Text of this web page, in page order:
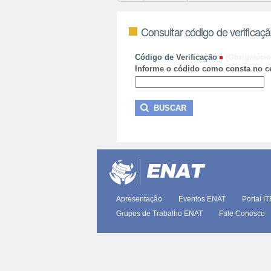
Consultar código de
Código de Verificação
Informe o códido como consta no
Apresentação Eventos ENAT Portal
Grupos de Trabalho ENAT
Fale Conosco